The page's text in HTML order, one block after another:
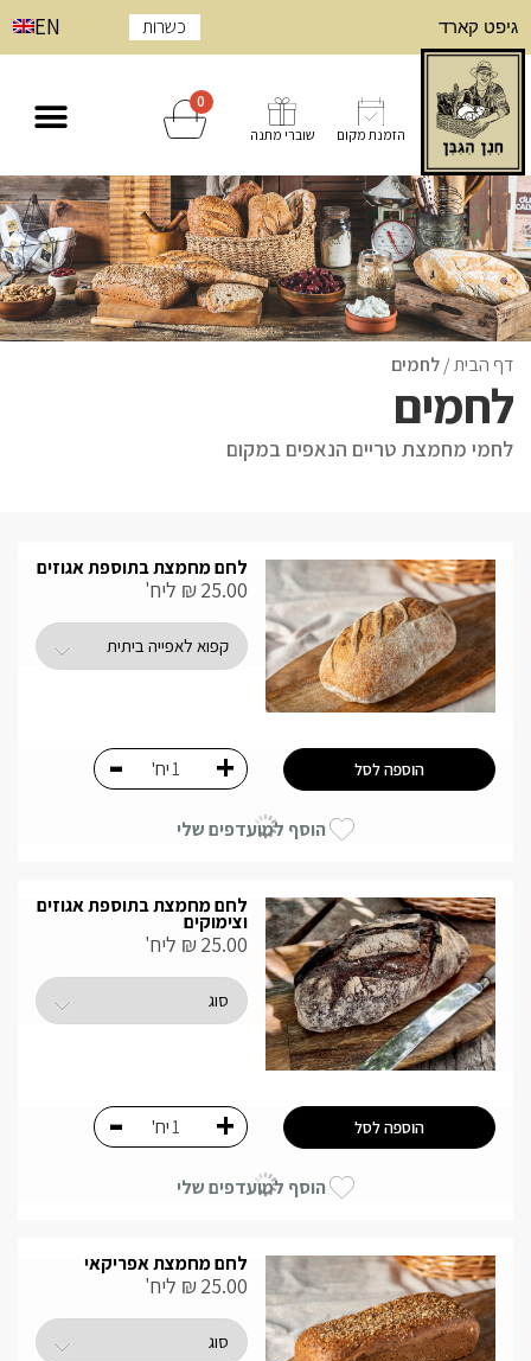
גיפט קארד כשרות EN
הזמנת מקום שוברי מתנה
0
דף הבית/לחמים
לחמים
לחמי מחמצת טריים הנאפים במקום
לחם מחמצת בתוספת אגוזים
₪25.00 ליח'
+ יח' - הוספה לסל
הוסף למועדפים שלי
לחם מחמצת בתוספת אגוזים
וצימוקים
₪25.00 ליח'
+ יח' - הוספה לסל
הוסף למועדפים שלי
לחם מחמצת אפריקאי
₪25.00 ליח'